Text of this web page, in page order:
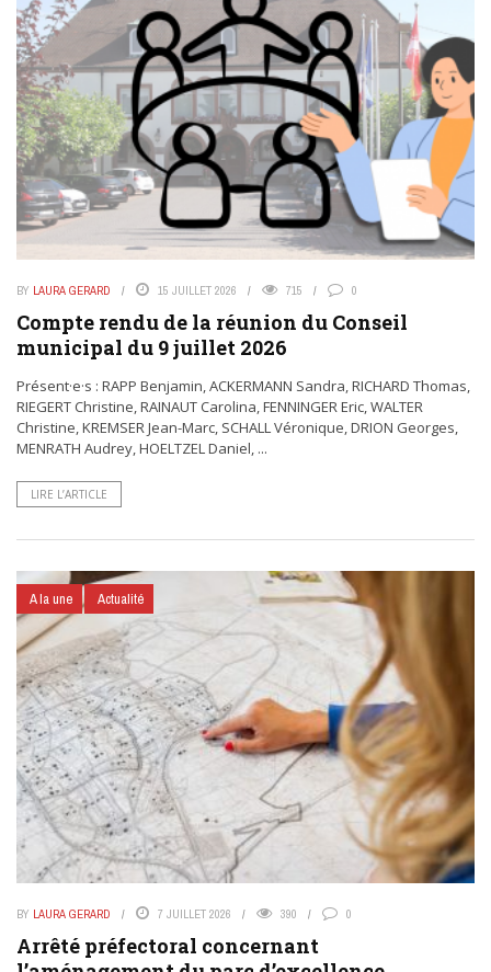
BY LAURA GERARD 15 JUILLET 2026 715 0
Compte rendu de la réunion du Conseil
municipal du 9 juillet 2026
Présent·e·s : RAPP Benjamin, ACKERMANN Sandra, RICHARD Thomas,
RIEGERT Christine, RAINAUT Carolina, FENNINGER Eric, WALTER
Christine, KREMSER Jean-Marc, SCHALL Véronique, DRION Georges,
MENRATH Audrey, HOELTZEL Daniel, ...
LIRE L’ARTICLE
A la une Actualité
BY LAURA GERARD 7 JUILLET 2026 390 0
Arrêté préfectoral concernant